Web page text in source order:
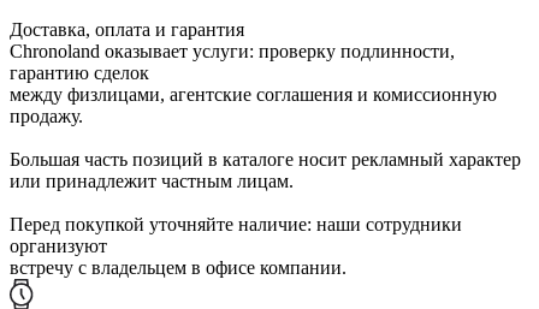
Доставка, оплата и гарантия
Chronoland оказывает услуги: проверку подлинности,
гарантию сделок
между физлицами, агентские соглашения и комиссионную
продажу.
Большая часть позиций в каталоге носит рекламный характер
или принадлежит частным лицам.
Перед покупкой уточняйте наличие: наши сотрудники
организуют
встречу с владельцем в офисе компании.